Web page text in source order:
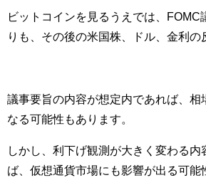
ビットコインを見るうえでは、FOMC
りも、その後の米国株、ドル、金利の
議事要旨の内容が想定内であれば、相
なる可能性もあります。
しかし、利下げ観測が大きく変わる内
ば、仮想通貨市場にも影響が出る可能